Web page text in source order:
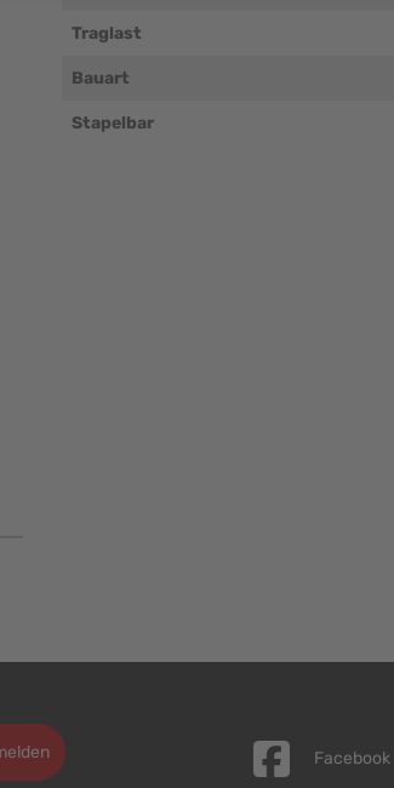
Traglast
Bauart
Stapelbar
Facebook